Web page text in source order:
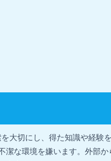
大切にし、得た知識や経験
潔な環境を嫌います。外部